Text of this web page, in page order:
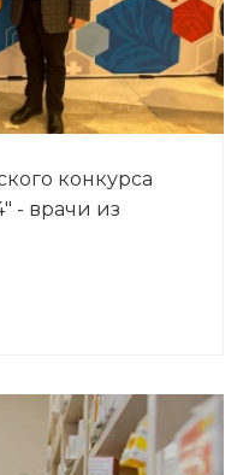
конкурса
- врачи из